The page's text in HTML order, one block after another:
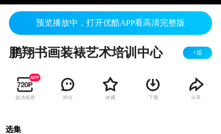
预览播放中，打开优酷APP看高清完整版
鹏翔书画装裱艺术培训中心 +追
超清画质 评论 收藏 下载 分享
选集